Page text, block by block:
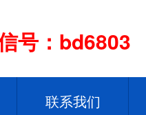
号：bd6803
联系我们